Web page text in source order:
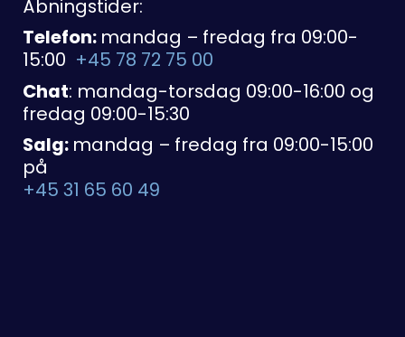
Åbningstider:
Telefon: mandag – fredag fra 09:00-
15:00 +45 78 72 75 00
Chat: mandag-torsdag 09:00-16:00 og
fredag 09:00-15:30
Salg: mandag – fredag fra 09:00-15:00
på
+45 31 65 60 49